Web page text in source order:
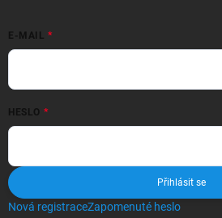
E-MAIL
HESLO
Přihlásit se
Nová registraceZapomenuté heslo